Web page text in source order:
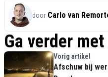
door Carlo van
Ga verder
Vorig artikel
Afschuw bij